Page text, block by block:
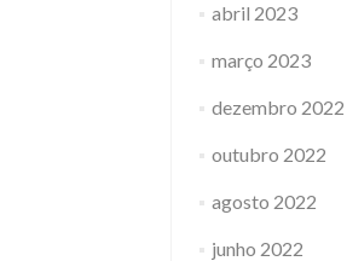
abril 2023
março 2023
dezembro 2022
outubro 2022
agosto 2022
junho 2022